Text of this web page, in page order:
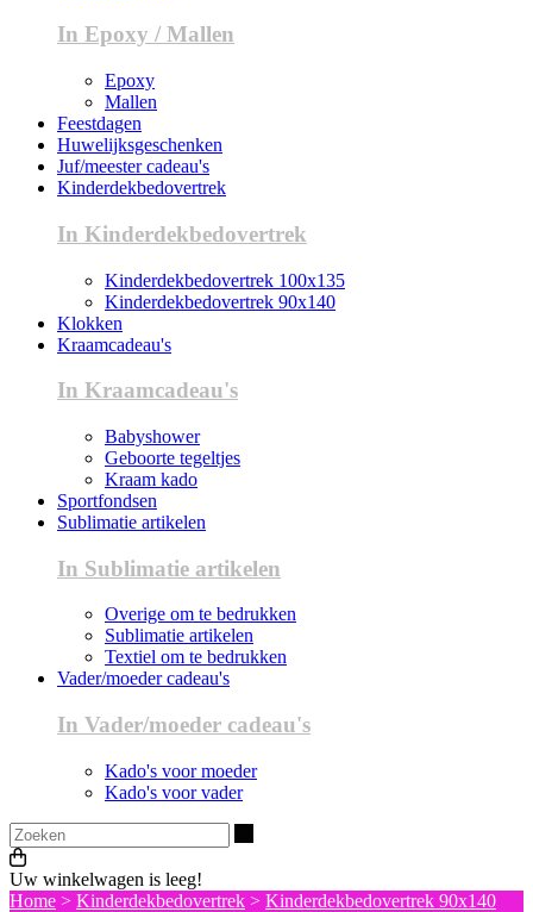
In Epoxy / Mallen
Epoxy
Mallen
Feestdagen
Huwelijksgeschenken
Juf/meester cadeau's
Kinderdekbedovertrek
In Kinderdekbedovertrek
Kinderdekbedovertrek 100x135
Kinderdekbedovertrek 90x140
Klokken
Kraamcadeau's
In Kraamcadeau's
Babyshower
Geboorte tegeltjes
Kraam kado
Sportfondsen
Sublimatie artikelen
In Sublimatie artikelen
Overige om te bedrukken
Sublimatie artikelen
Textiel om te bedrukken
Vader/moeder cadeau's
In Vader/moeder cadeau's
Kado's voor moeder
Kado's voor vader
Uw winkelwagen is leeg!
Home > Kinderdekbedovertrek > Kinderdekbedovertrek 90x140